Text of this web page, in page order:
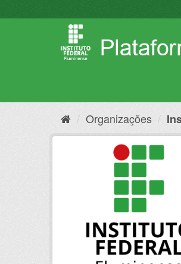
para
Organizações